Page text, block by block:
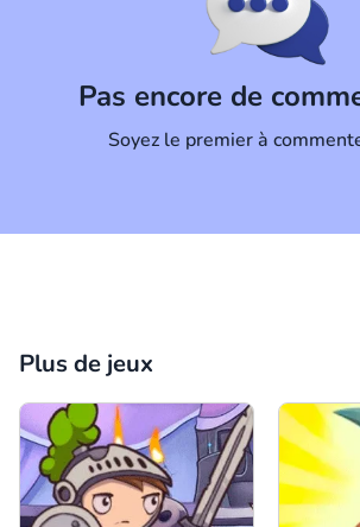
Pas encore de
Soyez le premier à
Plus de jeux